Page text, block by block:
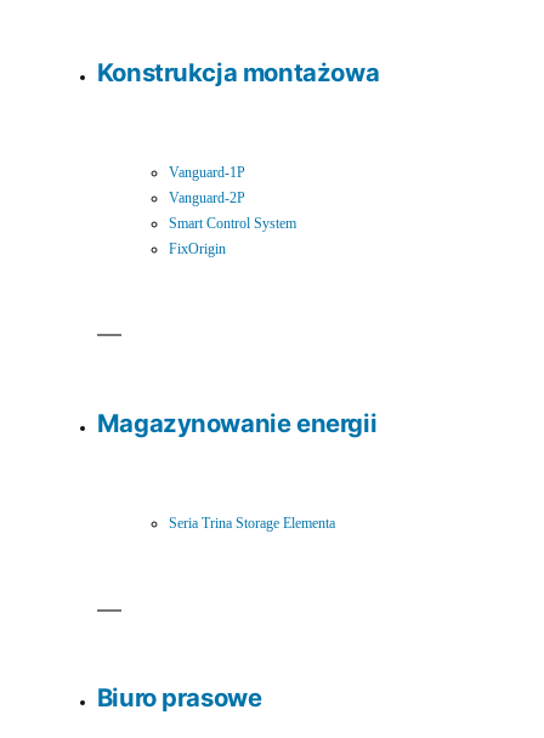
Konstrukcja montażowa
Vanguard-1P
Vanguard-2P
Smart Control System
FixOrigin
Magazynowanie energii
Seria Trina Storage Elementa
Biuro prasowe